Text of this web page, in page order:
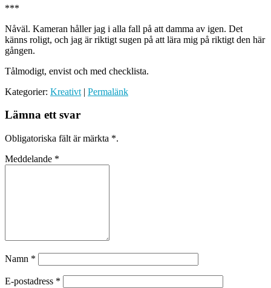
***
Nåväl. Kameran håller jag i alla fall på att damma av igen. Det
känns roligt, och jag är riktigt sugen på att lära mig på riktigt den här
gången.
Tålmodigt, envist och med checklista.
Kategorier: Kreativt | Permalänk
Lämna ett svar
Obligatoriska fält är märkta *.
Meddelande *
Namn *
E-postadress *